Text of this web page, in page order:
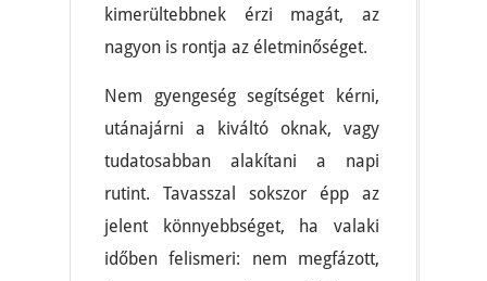
kimerültebbnek érzi magát, az
nagyon is rontja az életminőséget.
Nem gyengeség segítséget kérni,
utánajárni a kiváltó oknak, vagy
tudatosabban alakítani a napi
rutint. Tavasszal sokszor épp az
jelent könnyebbséget, ha valaki
időben felismeri: nem megfázott,